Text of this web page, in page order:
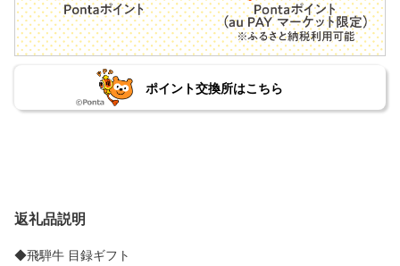
ポイント交換所はこちら
返礼品説明
◆飛騨牛 目録ギフト